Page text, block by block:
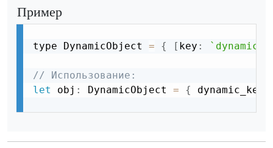
Пример
type DynamicObject = { [ key : `dynamic_
// Использование:
let
obj : DynamicObject = { dynamic_key